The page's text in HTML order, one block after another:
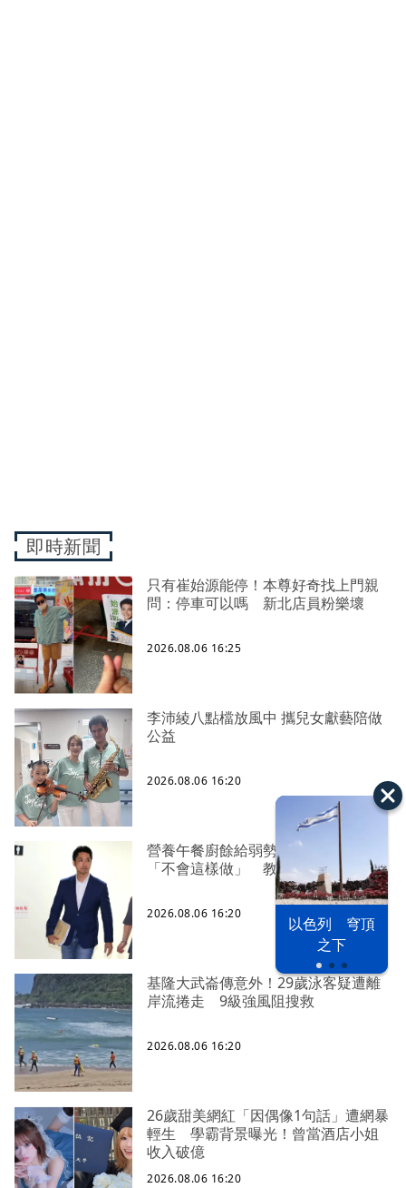
以色列 穹頂
之下
即時新聞
只有崔始源能停！本尊好奇找上門親
問：停車可以嗎 新北店員粉樂壞
2026.08.06 16:25
李沛綾八點檔放風中 攜兒女獻藝陪做
公益
2026.08.06 16:20
營養午餐廚餘給弱勢？蔣萬安急喊
「不會這樣做」 教育局也回應了
2026.08.06 16:20
基隆大武崙傳意外！29歲泳客疑遭離
岸流捲走 9級強風阻搜救
2026.08.06 16:20
26歲甜美網紅「因偶像1句話」遭網暴
輕生 學霸背景曝光！曾當酒店小姐
收入破億
2026.08.06 16:20